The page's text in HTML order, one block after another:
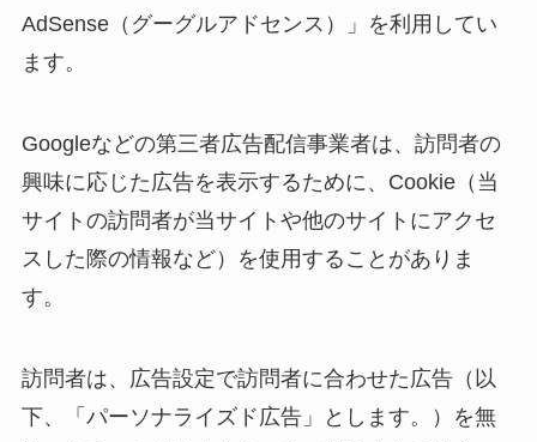
AdSense（グーグルアドセンス）」を利用してい
ます。
Googleなどの第三者広告配信事業者は、訪問者の
興味に応じた広告を表示するために、Cookie（当
サイトの訪問者が当サイトや他のサイトにアクセ
スした際の情報など）を使用することがありま
す。
訪問者は、広告設定で訪問者に合わせた広告（以
下、「パーソナライズド広告」とします。）を無